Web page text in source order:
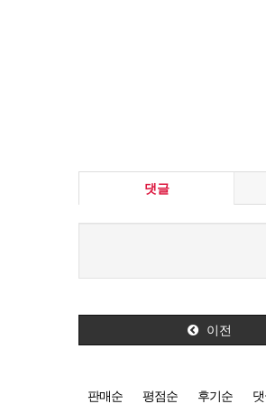
댓글
이전
판매순 평점순 후기순